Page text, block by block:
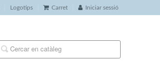
Logotips Carret Iniciar sessió